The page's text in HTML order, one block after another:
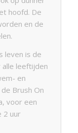
hoofd. De
en de
leven is de
alle leeftijden
en
Brush On
voor een
2 uur